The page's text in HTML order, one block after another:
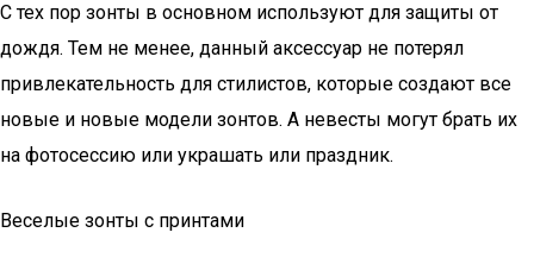
С тех пор зонты в основном используют для защиты от
дождя. Тем не менее, данный аксессуар не потерял
привлекательность для стилистов, которые создают все
новые и новые модели зонтов. А невесты могут брать их
на фотосессию или украшать или праздник.
Веселые зонты с принтами